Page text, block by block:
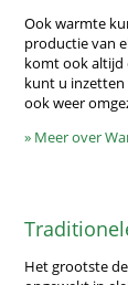
Ook warmte
productie van
komt ook altijd
kunt u inzetten
ook weer
» Meer over
Het grootste